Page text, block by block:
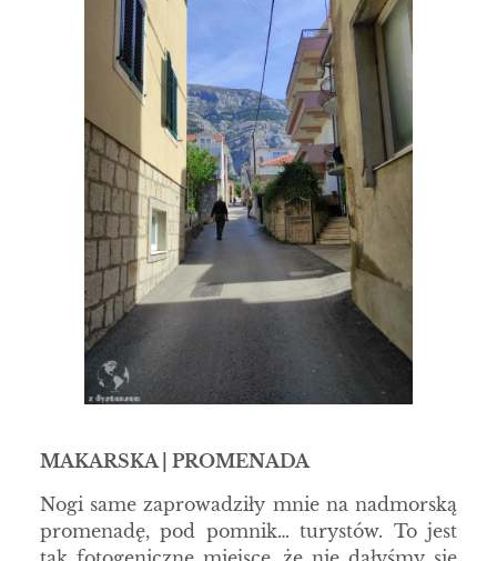
MAKARSKA | PROMENADA
Nogi same zaprowadziły mnie na nadmorską
promenadę, pod pomnik… turystów. To jest